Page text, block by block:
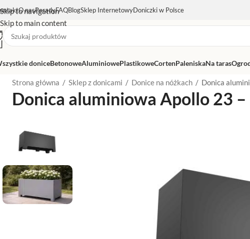
Skip to navigation
Skip to main content
O nasPoradyFAQBlogSklep InternetowyDoniczki w Polsce
doniceBetonoweAluminiowePlastikoweCortenPaleniskaNa taras
Strona główna / Sklep z donicami / Donice na nóżkach / Donica
Donica aluminiowa Apollo 23